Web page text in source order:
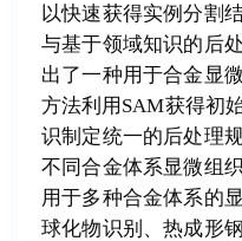
以快速获得实例分割
与基于领域知识的后
出了一种用于合金显
方法利用SAM获得初
识制定统一的后处理
不同合金体系显微组
用于多种合金体系的
球化物识别、热成形